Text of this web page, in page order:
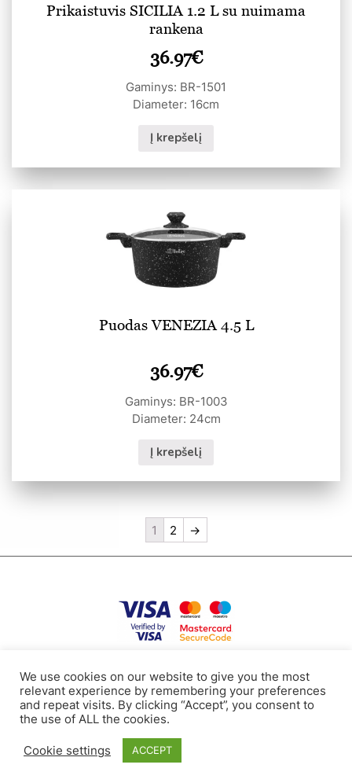
Prikaistuvis SICILIA 1.2 L su nuimama
rankena
36.97€
Gaminys: BR-1501
Diameter: 16cm
Į krepšelį
Puodas VENEZIA 4.5 L
36.97€
Gaminys: BR-1003
Diameter: 24cm
Į krepšelį
1 2 →
Tel: +371 24112117
RAVA SIA, Registration no.: 40003919188, Zeltritu st. 20-65, Marupe, Latvia
We use cookies on our website to give you the most
relevant experience by remembering your preferences
and repeat visits. By clicking “Accept”, you consent to
the use of ALL the cookies.
Cookie settings ACCEPT